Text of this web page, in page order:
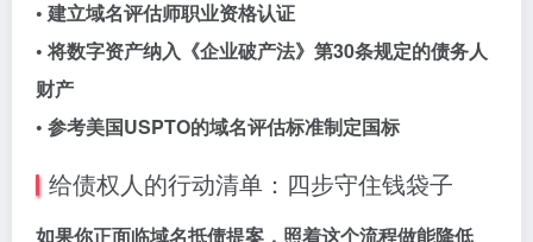
• 建立域名评估师职业资格认证
• 将数字资产纳入《企业破产法》第30条规定的债务人
财产
• 参考美国USPTO的域名评估标准制定国标
给债权人的行动清单：四步守住钱袋子
如果你正面临域名抵债提案，照着这个流程做能降低